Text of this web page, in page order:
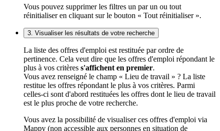
Vous pouvez supprimer les filtres un par un ou tout
réinitialiser en cliquant sur le bouton « Tout réinitialiser ».
3. Visualiser les résultats de votre recherche
La liste des offres d'emploi est restituée par ordre de
pertinence. Cela veut dire que les offres d'emploi répondant le
plus à vos critères s'affichent en premier.
Vous avez renseigné le champ « Lieu de travail » ? La liste
restitue les offres répondant le plus à vos critères. Parmi
celles-ci sont d'abord restituées les offres dont le lieu de travail
est le plus proche de votre recherche.
Vous avez la possibilité de visualiser ces offres d'emploi via
Mappy (non accessible aux personnes en situation de